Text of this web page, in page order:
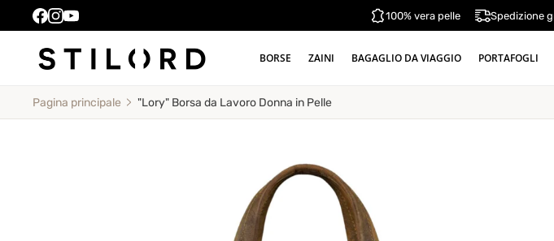
100% vera pelle Spedizione
BORSE ZAINI BAGAGLIO DA VIAGGIO PORTAFOGLI
Pagina principale "Lory" Borsa da Lavoro Donna in Pelle